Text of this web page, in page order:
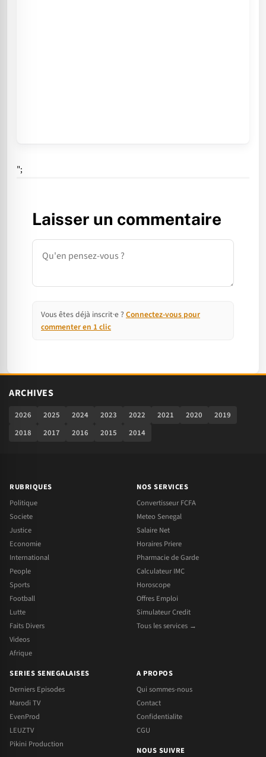
";
Laisser un commentaire
Commentaire
Vous êtes déjà inscrit·e ? Connectez-vous pour
commenter en 1 clic
ARCHIVES
2026 2025 2024 2023 2022 2021 2020
2019
2018
2017 2016 2015 2014
RUBRIQUES
Politique
Societe
Justice
Economie
International
People
Sports
Football
Lutte
Faits Divers
Videos
Afrique
NOS SERVICES
Convertisseur FCFA
Meteo Senegal
Salaire Net
Horaires Priere
Pharmacie de Garde
Calculateur IMC
Horoscope
Offres Emploi
Simulateur Credit
Tous les services →
SERIES SENEGALAISES
Derniers Episodes
Marodi TV
EvenProd
LEUZTV
Pikini Production
A PROPOS
Qui sommes-nous
Contact
Confidentialite
CGU
NOUS SUIVRE